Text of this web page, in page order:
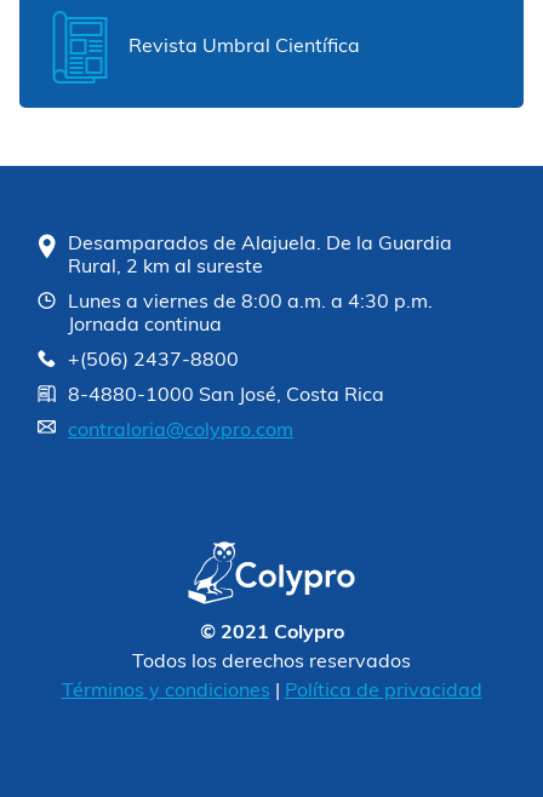
Revista Umbral Científica
Desamparados de Alajuela. De la Guardia
Rural, 2 km al sureste
Lunes a viernes de 8:00 a.m. a 4:30 p.m.
Jornada continua
+(506) 2437-8800
8-4880-1000 San José, Costa Rica
contraloria@colypro.com
© 2021 Colypro
Todos los derechos reservados
Términos y condiciones
Política de privacidad